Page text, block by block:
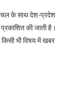
के साथ देश-प्रदेश
की जाती है।
भी विषय में खबर